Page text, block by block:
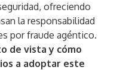
ofreciendo
la responsabilidad
por fraude agéntico.
de vista y cómo
a adoptar este